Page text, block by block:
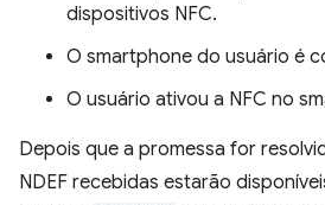
dispositivos NFC.
O smartphone do usuário é
O usuário ativou a NFC no
Depois que a promessa for
NDEF recebidas estarão